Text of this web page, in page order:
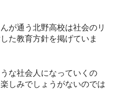
が通う北野高校は社会のリ
た教育方針を掲げていま
な社会人になっていくの
しみでしょうがないのでは